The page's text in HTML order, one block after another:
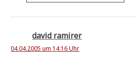
david ramirer
04.04.2005 um 14:16 Uhr